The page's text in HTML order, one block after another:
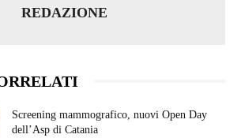
REDAZIONE
Screening mammografico, nuovi Open Day
dell’Asp di Catania